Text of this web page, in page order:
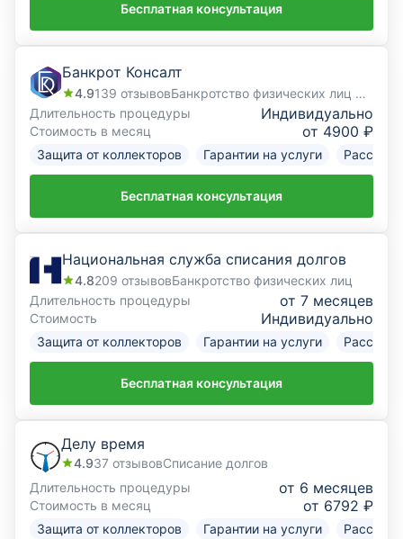
Бесплатная консультация
Банкрот Консалт
4.9139 отзывов
Банкротство физических лиц под ключ
Длительность процедуры
Индивидуально
Стоимость в месяц от 4900 ₽
Защита от коллекторов Гарантии на услуги
Бесплатная консультация
Национальная служба списания долгов
4.8209 отзывовБанкротство физических лиц
Длительность процедуры
от 7 месяцев
Стоимость Индивидуально
Защита от коллекторов Гарантии на услуги
Бесплатная консультация
Делу время
4.937 отзывовСписание долгов
Длительность процедуры
от 6 месяцев
Стоимость в месяц от 6792 ₽
Защита от коллекторов Гарантии на услуги